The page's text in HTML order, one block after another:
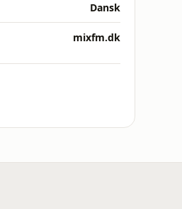
Dansk
mixfm.dk